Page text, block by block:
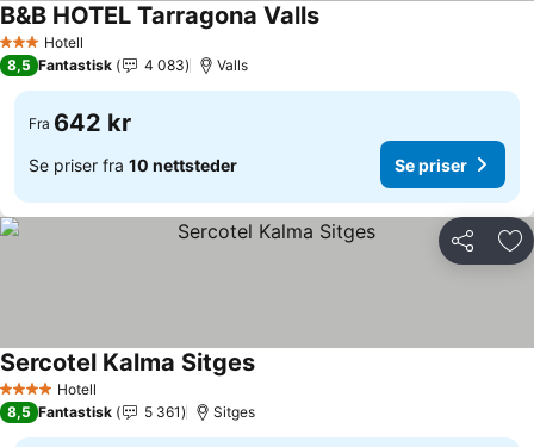
3 StjernerHotell
B&B HOTEL Tarragona Valls
8,5 Fantastisk 4 083 Valls
Fra 642 kr
Se priser fra 10 nettsteder Se priser
Del
4 StjernerHotell
Sercotel Kalma Sitges
8,5 Fantastisk 5 361 Sitges